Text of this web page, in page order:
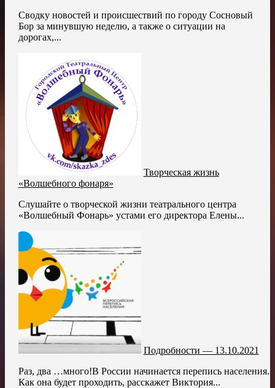
Сводку новостей и происшествий по городу Сосновый
Бор за минувшую неделю, а также о ситуации на
дорогах,...
Творческая жизнь
«Волшебного фонаря»
Слушайте о творческой жизни театрального центра
«Волшебный Фонарь» устами его директора Елены...
Подробности — 13.10.2021
Раз, два …много!В России начинается перепись населения.
Как она будет проходить, расскажет Виктория...